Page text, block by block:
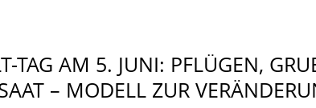
TAG AM 5. JUNI: PFLÜGEN,
– MODELL ZUR